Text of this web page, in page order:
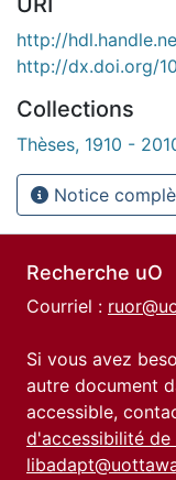
http://
http://dx.doi.org/
Collections
Thèses, 1910 -
Notice
Recherche uO
Courriel :
Si vous avez
autre document
accessible,
d'accessibilité